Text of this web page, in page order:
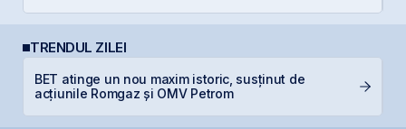
TRENDUL ZILEI
BET atinge un nou maxim istoric, susținut de
acțiunile Romgaz și OMV Petrom